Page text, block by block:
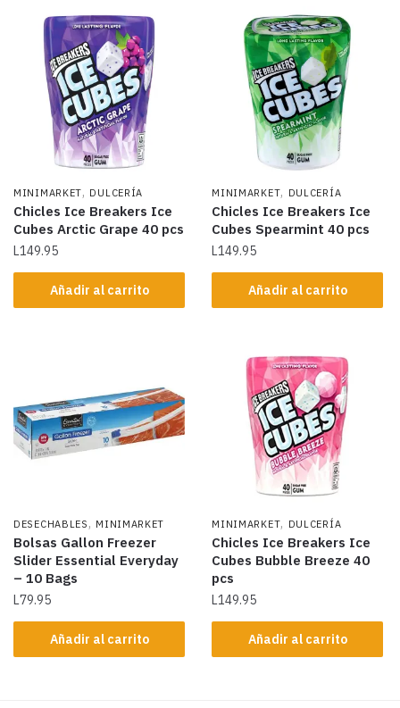
MINIMARKET, DULCERÍA
Chicles Ice Breakers Ice
Cubes Arctic Grape 40 pcs
L149.95
Añadir al carrito
MINIMARKET, DULCERÍA
Chicles Ice Breakers Ice
Cubes Spearmint 40 pcs
L149.95
Añadir al carrito
DESECHABLES , MINIMARKET
Bolsas Gallon Freezer
Slider Essential Everyday
– 10 Bags
L79.95
Añadir al carrito
MINIMARKET, DULCERÍA
Chicles Ice Breakers Ice
Cubes Bubble Breeze 40
pcs
L149.95
Añadir al carrito